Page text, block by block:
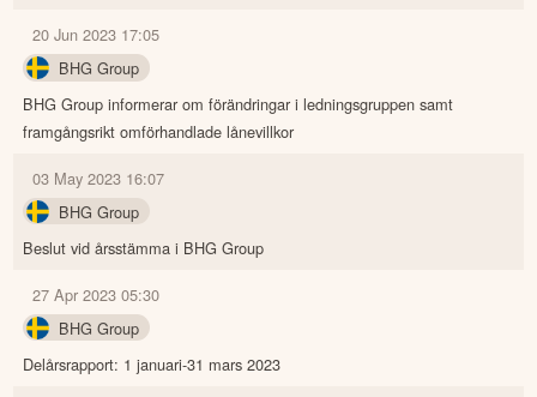
20 Jun 2023 17:05
BHG Group
BHG Group informerar om förändringar i ledningsgruppen samt
framgångsrikt omförhandlade lånevillkor
03 May 2023 16:07
BHG Group
Beslut vid årsstämma i BHG Group
27 Apr 2023 05:30
BHG Group
Delårsrapport: 1 januari-31 mars 2023